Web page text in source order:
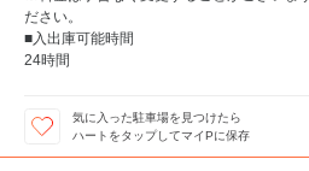
ださい。
■入出庫可能時間
24時間
気に入った駐車場を見つけたら
ハートをタップしてマイPに保存